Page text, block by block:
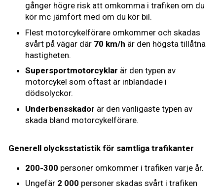
gånger högre risk att omkomma i trafiken om du
kör mc jämfört med om du kör bil.
Flest motorcykelförare omkommer och skadas
svårt på vägar där 70 km/h är den högsta tillåtna
hastigheten.
Supersportmotorcyklar är den typen av
motorcykel som oftast är inblandade i
dödsolyckor.
Underbensskador är den vanligaste typen av
skada bland motorcykelförare.
Generell olycksstatistik för samtliga trafikanter
200-300 personer omkommer i trafiken varje år.
Ungefär 2 000 personer skadas svårt i trafiken